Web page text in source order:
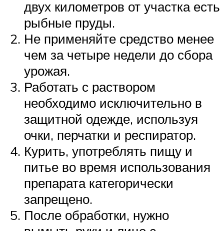
двух километров от участка есть
рыбные пруды.
Не применяйте средство менее
чем за четыре недели до сбора
урожая.
Работать с раствором
необходимо исключительно в
защитной одежде, используя
очки, перчатки и респиратор.
Курить, употреблять пищу и
питье во время использования
препарата категорически
запрещено.
После обработки, нужно